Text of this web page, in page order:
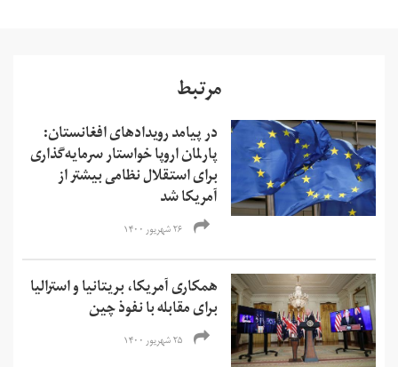
مرتبط
در پیامد رویدادهای افغانستان:
پارلمان اروپا خواستار سرمایه‌گذاری
برای استقلال نظامی بیشتر از
آمریکا شد
۲۶ شهریور ۱۴۰۰
همکاری آمریکا، بریتانیا و استرالیا
برای مقابله با نفوذ چین
۲۵ شهریور ۱۴۰۰